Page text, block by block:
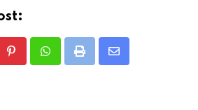
PinterestWhatsappPrint
Share